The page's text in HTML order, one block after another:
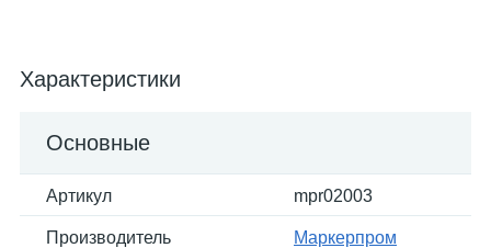
Характеристики
Основные
Артикул mpr02003
Производитель Маркерпром